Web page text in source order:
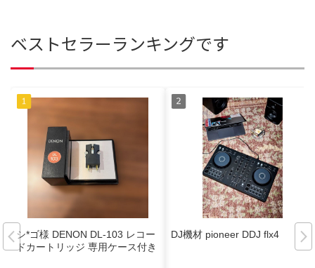
ベストセラーランキングです
シ*ゴ様 DENON DL-103 レコー
ドカートリッジ 専用ケース付き
DJ機材 pioneer DDJ flx4